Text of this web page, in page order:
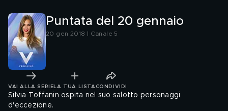
Puntata del 20 gennaio
20 gen 2018 | Canale 5
VAI ALLA SERIE LA TUA LISTA CONDIVIDI
Silvia Toffanin ospita nel suo salotto personaggi
d'eccezione.